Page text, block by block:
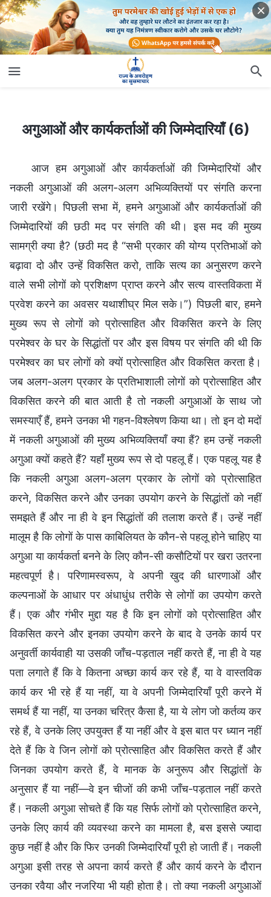
अगुआओं और कार्यकर्ताओं की जिम्मेदारियाँ (6)
अगुआओं और कार्यकर्ताओं की जिम्मेदारियाँ (6)
आज हम अगुआओं और कार्यकर्ताओं की जिम्मेदारियों और
नकली अगुआओं की अलग-अलग अभिव्यक्तियों पर संगति करना
जारी रखेंगे। पिछली सभा में, हमने अगुआओं और कार्यकर्ताओं की
जिम्मेदारियों की छठी मद पर संगति की थी। इस मद की मुख्य
सामग्री क्या है? (छठी मद है “सभी प्रकार की योग्य प्रतिभाओं को
बढ़ावा दो और उन्हें विकसित करो, ताकि सत्य का अनुसरण करने
वाले सभी लोगों को प्रशिक्षण प्राप्त करने और सत्य वास्तविकता में
प्रवेश करने का अवसर यथाशीघ्र मिल सके।”) पिछली बार, हमने
मुख्य रूप से लोगों को प्रोत्साहित और विकसित करने के लिए
परमेश्वर के घर के सिद्धांतों पर और इस विषय पर संगति की थी कि
परमेश्वर का घर लोगों को क्यों प्रोत्साहित और विकसित करता है।
जब अलग-अलग प्रकार के प्रतिभाशाली लोगों को प्रोत्साहित और
विकसित करने की बात आती है तो नकली अगुआओं के साथ जो
समस्याएँ हैं, हमने उनका भी गहन-विश्लेषण किया था। तो इन दो मदों
में नकली अगुआओं की मुख्य अभिव्यक्तियाँ क्या हैं? हम उन्हें नकली
अगुआ क्यों कहते हैं? यहाँ मुख्य रूप से दो पहलू हैं। एक पहलू यह है
कि नकली अगुआ अलग-अलग प्रकार के लोगों को प्रोत्साहित
करने, विकसित करने और उनका उपयोग करने के सिद्धांतों को नहीं
समझते हैं और ना ही वे इन सिद्धांतों की तलाश करते हैं। उन्हें नहीं
मालूम है कि लोगों के पास काबिलियत के कौन-से पहलू होने चाहिए या
अगुआ या कार्यकर्ता बनने के लिए कौन-सी कसौटियों पर खरा उतरना
महत्वपूर्ण है। परिणामस्वरूप, वे अपनी खुद की धारणाओं और
कल्पनाओं के आधार पर अंधाधुंध तरीके से लोगों का उपयोग करते
हैं। एक और गंभीर मुद्दा यह है कि इन लोगों को प्रोत्साहित और
विकसित करने और इनका उपयोग करने के बाद वे उनके कार्य पर
अनुवर्ती कार्यवाही या उसकी जाँच-पड़ताल नहीं करते हैं, ना ही वे यह
पता लगाते हैं कि वे कितना अच्छा कार्य कर रहे हैं, या वे वास्तविक
कार्य कर भी रहे हैं या नहीं, या वे अपनी जिम्मेदारियाँ पूरी करने में
समर्थ हैं या नहीं, या उनका चरित्र कैसा है, या ये लोग जो कर्तव्य कर
रहे हैं, वे उनके लिए उपयुक्त हैं या नहीं और वे इस बात पर ध्यान नहीं
देते हैं कि वे जिन लोगों को प्रोत्साहित और विकसित करते हैं और
जिनका उपयोग करते हैं, वे मानक के अनुरूप और सिद्धांतों के
अनुसार हैं या नहीं—वे इन चीजों की कभी जाँच-पड़ताल नहीं करते
हैं। नकली अगुआ सोचते हैं कि यह सिर्फ लोगों को प्रोत्साहित करने,
उनके लिए कार्य की व्यवस्था करने का मामला है, बस इससे ज्यादा
कुछ नहीं है और कि फिर उनकी जिम्मेदारियाँ पूरी हो जाती हैं। नकली
अगुआ इसी तरह से अपना कार्य करते हैं और कार्य करने के दौरान
उनका रवैया और नजरिया भी यही होता है। तो क्या नकली अगुआओं